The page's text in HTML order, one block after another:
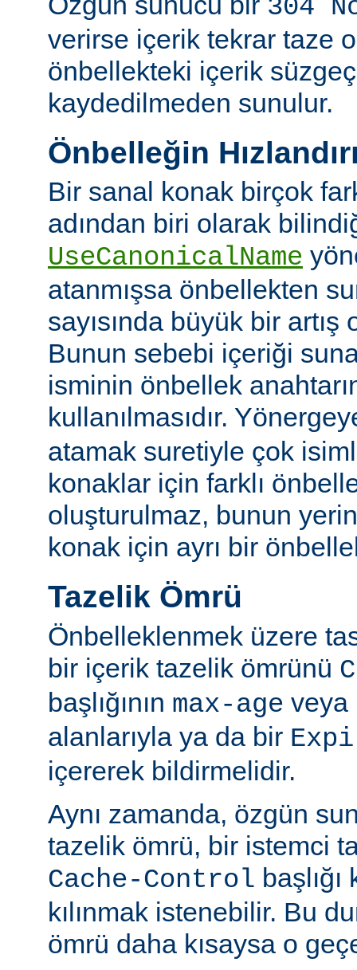
304
verirse içerik tekrar taze
önbellekteki içerik
kaydedilmeden sunulur.
Önbelleğin
Bir sanal konak birçok
adından biri olarak
UseCanonicalName
atanmışsa önbellekten
sayısında büyük bir
Bunun sebebi içeriği
isminin önbellek
kullanılmasıdır.
atamak suretiyle çok
konaklar için farklı
oluşturulmaz, bunun
konak için ayrı bir
Tazelik Ömrü
Önbelleklenmek üzere
bir içerik tazelik ömrünü
başlığının max-age veya
alanlarıyla ya da bir
içererek bildirmelidir.
Aynı zamanda, özgün
tazelik ömrü, bir istemci
Cache-Control
kılınmak istenebilir. Bu
ömrü daha kısaysa o